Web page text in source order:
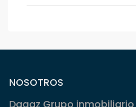
NOSOTROS